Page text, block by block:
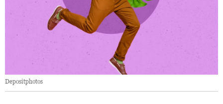
Depositphotos